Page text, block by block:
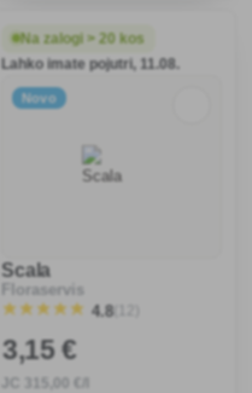
Na zalogi > 20 kos
Lahko imate pojutri, 11.08.
Novo
Scala
Floraservis
4.8(12)
3,15 €
,00 €/l